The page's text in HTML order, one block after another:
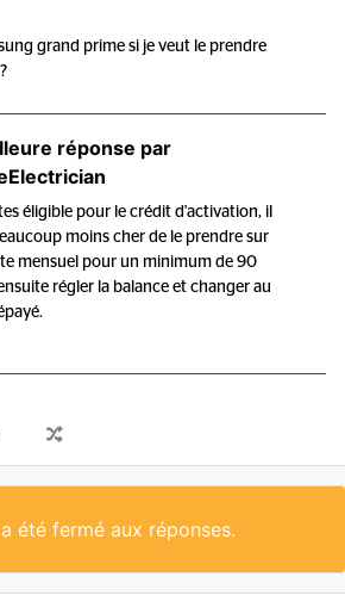
grand prime si je veut le prendre
réponse par
éligible pour le crédit d'activation, il
moins cher de le prendre sur
mensuel pour un minimum de 90
régler la balance et changer au
été fermé aux réponses.